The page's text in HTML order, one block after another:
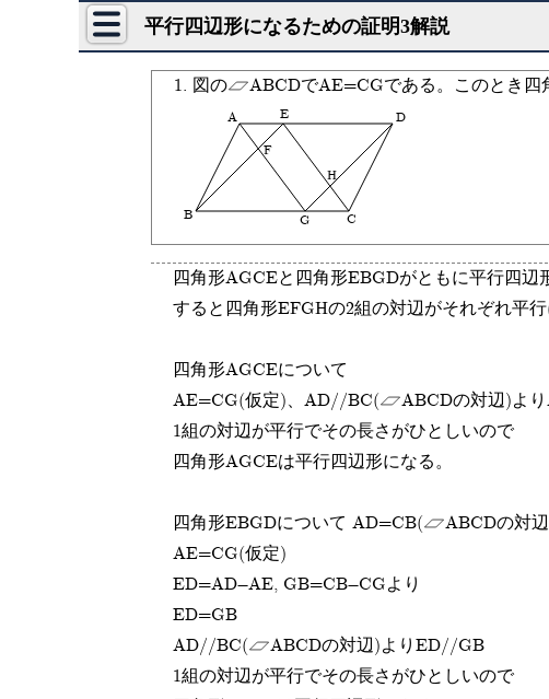
平行四辺形になるための証明3解説
1. 図の ABCDでAE=CGである。このとき四
A
B C
D
E
F
G
H
四角形AGCEと四角形EBGDがともに平行四辺
すると四角形EFGHの2組の対辺がそれぞれ平行
四角形AGCEについて
AE=CG(仮定)、AD//BC(
ABCDの対辺)よ
1組の対辺が平行でその長さがひとしいので
四角形AGCEは平行四辺形になる。
四角形EBGDについて AD=CB(
ABCDの対
AE=CG(仮定)
ED=AD-AE, GB=CB-CGより
ED=GB
AD//BC(
ABCDの対辺)よりED//GB
1組の対辺が平行でその長さがひとしいので